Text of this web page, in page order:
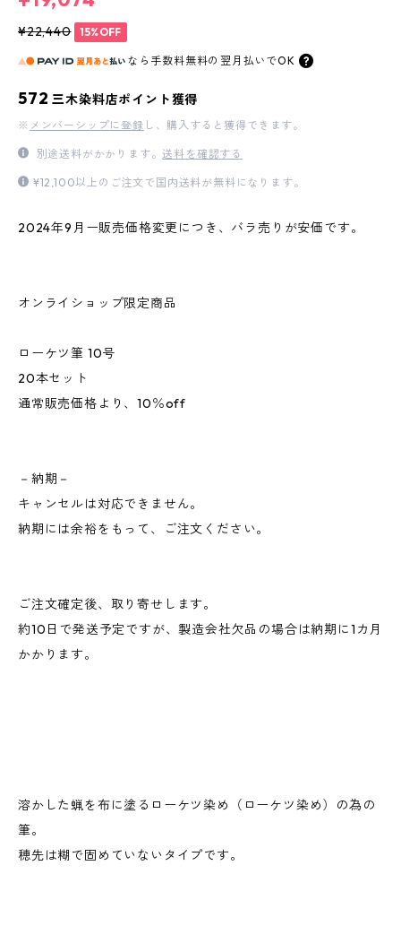
¥22,440 15%OFF
なら 手数料無料の 翌月払いでOK
572 三木染料店ポイント獲得
※ メンバーシップに登録 し、購入すると獲得できます。
別途送料がかかります。送料を確認する
¥12,100以上のご注文で国内送料が無料になります。
2024年9月ー販売価格変更につき、バラ売りが安価です。
オンライショップ限定商品
ローケツ筆 10号
20本セット
通常販売価格より、10％off
－納期－
キャンセルは対応できません。
納期には余裕をもって、ご注文ください。
ご注文確定後、取り寄せします。
約10日で発送予定ですが、製造会社欠品の場合は納期に1カ月
かかります。
溶かした蝋を布に塗るローケツ染め（ローケツ染め）の為の
筆。
穂先は糊で固めていないタイプです。